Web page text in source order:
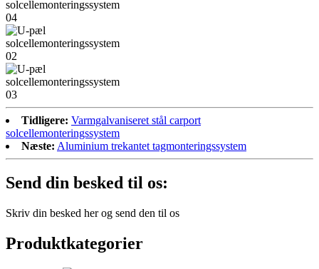
Tidligere: Varmgalvaniseret stål carport
solcellemonteringssystem
Næste: Aluminium trekantet tagmonteringssystem
Send din besked til os:
Skriv din besked her og send den til os
Produktkategorier